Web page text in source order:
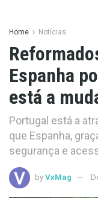
Home Notícias
Espanha
está a
Portugal está a
que Espanha,
segurança e
by VxMag